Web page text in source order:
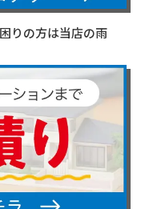
りの方は当店の雨